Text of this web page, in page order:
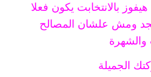
بالانتخابت يكون فعلا
ومش علشان المصالح
الجميلة